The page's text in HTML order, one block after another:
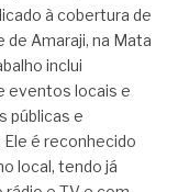
à cobertura de
de Amaraji, na Mata
inclui
eventos locais e
públicas e
é reconhecido
local, tendo já